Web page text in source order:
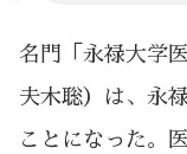
名門「永禄大学
夫木聡）は、永
ことになった。